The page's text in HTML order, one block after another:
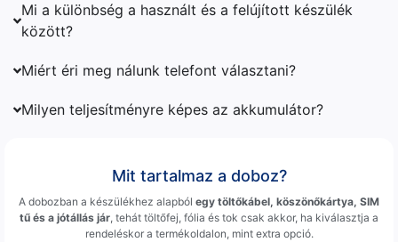
Mi a különbség a használt és a felújított készülék
között?
Miért éri meg nálunk telefont választani?
Milyen teljesítményre képes az akkumulátor?
Mit tartalmaz a doboz?
A dobozban a készülékhez alapból egy töltőkábel, köszönőkártya, SIM
tű és a jótállás jár, tehát töltőfej, fólia és tok csak akkor, ha kiválasztja a
rendeléskor a termékoldalon, mint extra opció.